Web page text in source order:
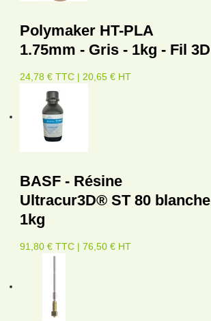
Polymaker HT-PLA
1.75mm - Gris - 1kg - Fil 3D
24,78 € TTC | 20,65 € HT
BASF - Résine
Ultracur3D® ST 80 blanche
1kg
91,80 € TTC | 76,50 € HT